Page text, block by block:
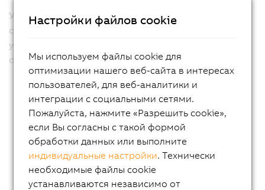
Настройки файлов cookie
Мы используем файлы cookie для
оптимизации нашего веб-сайта в интересах
пользователей, для веб-аналитики и
интеграции с социальными сетями.
Пожалуйста, нажмите «Разрешить cookie»,
если Вы согласны с такой формой
обработки данных или выполните
индивидуальные настройки. Технически
необходимые файлы cookie
устанавливаются независимо от